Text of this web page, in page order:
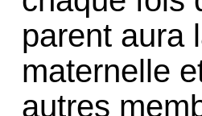
parent aura
maternelle
autres